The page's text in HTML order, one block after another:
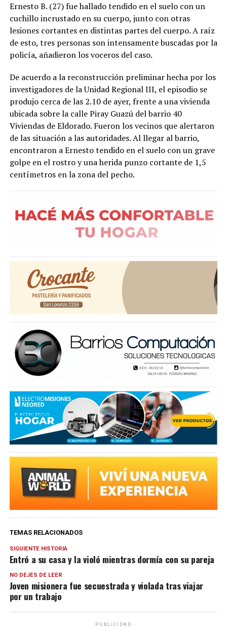
Ernesto B. (27) fue hallado tendido en el suelo con un
cuchillo incrustado en su cuerpo, junto con otras
lesiones cortantes en distintas partes del cuerpo. A raíz
de esto, tres personas son intensamente buscadas por la
policía, añadieron los voceros del caso.
De acuerdo a la reconstrucción preliminar hecha por los
investigadores de la Unidad Regional III, el episodio se
produjo cerca de las 2.10 de ayer, frente a una vivienda
ubicada sobre la calle Piray Guazú del barrio 40
Viviendas de Eldorado. Fueron los vecinos que alertaron
de las situación a las autoridades. Al llegar al barrio,
encontraron a Ernesto tendido en el suelo con un grave
golpe en el rostro y una herida punzo cortante de 1,5
centímetros en la zona del pecho.
TEMAS RELACIONADOS
SIGUIENTE HISTORIA
Entró a su casa y la violó mientras dormía con su pareja
NO DEJES DE LEER
Joven misionera fue secuestrada y violada tras viajar
por un trabajo
PUBLICIDAD